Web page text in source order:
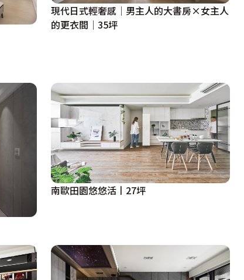
現代日式輕奢感│男主人的大書房×女主人
的更衣間│35坪
南歐田園悠悠活丨27坪